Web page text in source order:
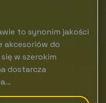
to synonim jakości
akcesoriów do
w szerokim
dostarcza